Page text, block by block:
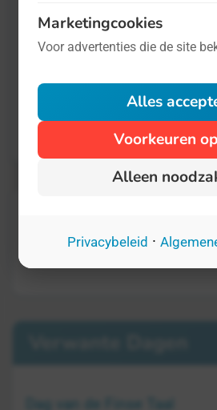
Internationale Dag van de Chinese
Meer informatie over deze
deze website.
Dag van de Finse Taal
Marketingcookies
Voor advertenties die de site
Alles
Voorkeuren
Alleen
Privacybeleid ·